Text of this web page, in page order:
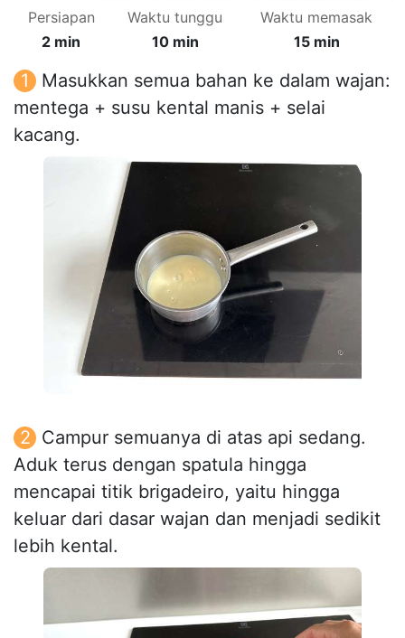
Persiapan
2 min
Waktu tunggu
10 min
Waktu memasak
15 min
Masukkan semua bahan ke dalam wajan:
mentega + susu kental manis + selai
kacang.
Campur semuanya di atas api sedang.
Aduk terus dengan spatula hingga
mencapai titik brigadeiro, yaitu hingga
keluar dari dasar wajan dan menjadi sedikit
lebih kental.